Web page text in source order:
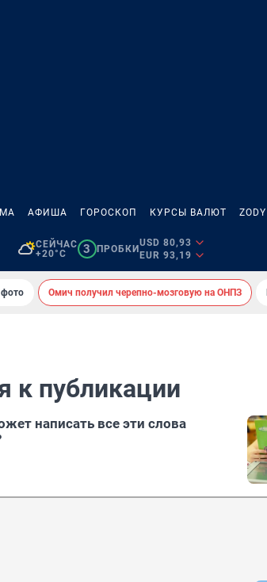
АФИША ГОРОСКОП КУРСЫ ВАЛЮТ ZODY
СЕЙЧАС
+20°C
3 ПРОБКИ
USD 80,93
EUR 93,19
Омич получил черепно-мозговую на ОНПЗ
к публикации
написать все эти слова